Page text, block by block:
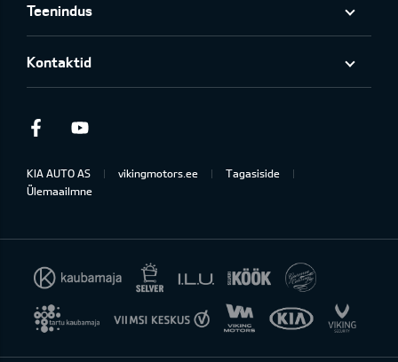
Teenindus
Kontaktid
Facebook
KIA AUTO AS vikingmotors.ee
Tagasiside
Ülemaailmne